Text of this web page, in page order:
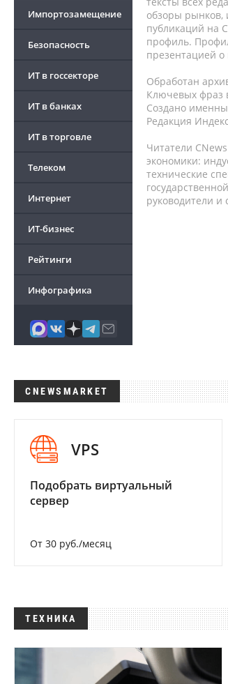
Импортозамещение
Безопасность
ИТ в госсекторе
ИТ в банках
ИТ в торговле
Телеком
Интернет
ИТ-бизнес
Рейтинги
Инфографика
обзоры рынков,
публикаций на
профиль.
презентацией о
Обработан
Ключевых фраз
Создано
Редакция
Читатели
экономики:
технические
руководители
CNEWSMARKET
VPS
Подобрать виртуальный
сервер
От 30 руб./месяц
ТЕХНИКА